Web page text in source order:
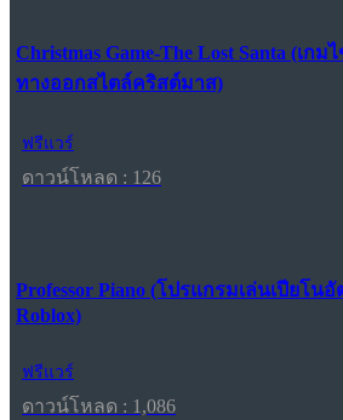
Christmas Game-The Lost Santa (เก
ทางออกสไตล์คริสต์มาส)
ฟรีแวร์
ดาวน์โหลด : 126
Professor Piano (โปรแกรมเล่นเปียโน
Roblox)
ฟรีแวร์
ดาวน์โหลด : 1,086